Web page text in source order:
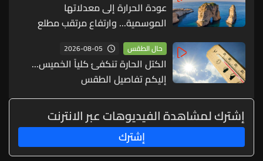
عودة الحرارة إلى معدلاتها
الموسمية... وارتفاع مرتقب مطلع
الأسبوع المقبل
حال الطقس 2026-08-05
الكتل الحارة تنكفئ كلياً الخميس...
إليكم تفاصيل الطقس
إشترك لمشاهدة الفيديوهات عبر الانترنت
إشترك